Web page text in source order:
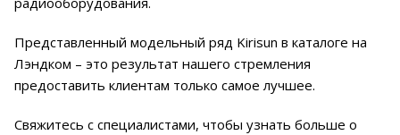
Представленный модельный ряд Kirisun в каталоге на
Лэндком – это результат нашего стремления
предоставить клиентам только самое лучшее.
Свяжитесь с специалистами, чтобы узнать больше о